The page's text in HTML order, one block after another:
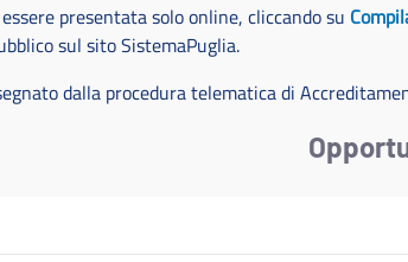
presentata solo online, cliccando su
sul sito SistemaPuglia.
dalla procedura telematica di